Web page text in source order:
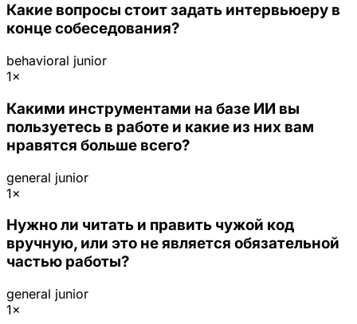
Какие вопросы стоит задать интервьюеру в
конце собеседования?
behavioral junior
1×
Какими инструментами на базе ИИ вы
пользуетесь в работе и какие из них вам
нравятся больше всего?
general junior
1×
Нужно ли читать и править чужой код
вручную, или это не является обязательной
частью работы?
general junior
1×